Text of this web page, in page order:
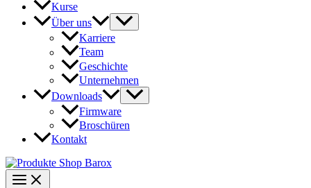
Kurse
Über uns
Karriere
Team
Geschichte
Unternehmen
Downloads
Firmware
Broschüren
Kontakt